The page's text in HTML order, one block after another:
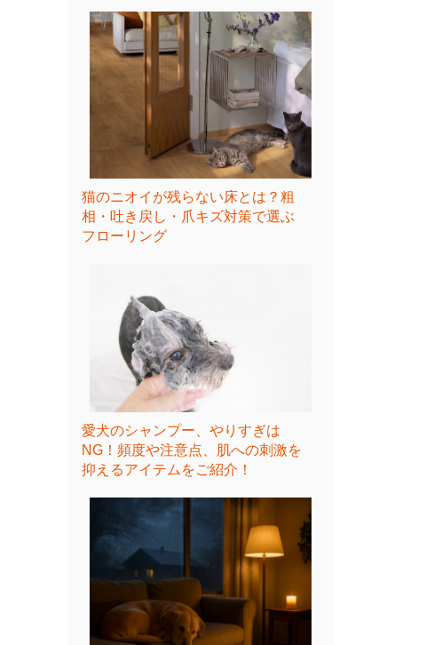
猫のニオイが残らない床とは？粗
相・吐き戻し・爪キズ対策で選ぶ
フローリング
愛犬のシャンプー、やりすぎは
NG！頻度や注意点、肌への刺激を
抑えるアイテムをご紹介！